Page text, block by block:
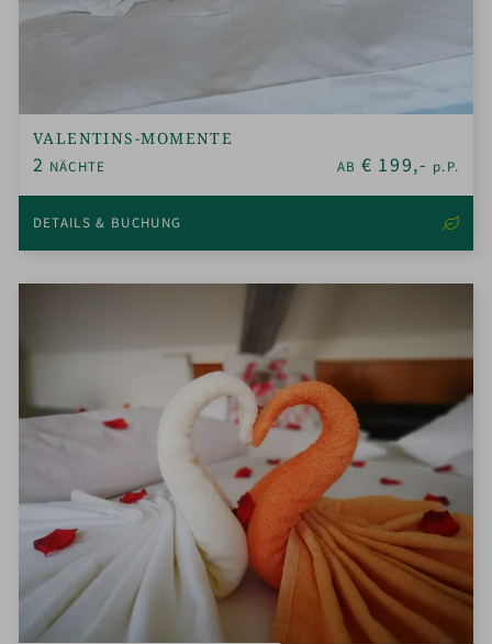
VALENTINS-MOMENTE
2 NÄCHTE AB € 199,- p.P.
DETAILS & BUCHUNG